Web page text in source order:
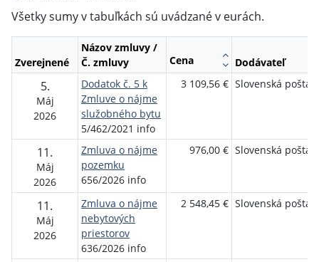
Všetky sumy v tabuľkách sú uvádzané v eurách.
Zverejnené
Názov zmluvy /
Č. zmluvy
Cena Dodávateľ
5.
Máj
2026
Dodatok č. 5 k
Zmluve o nájme
služobného bytu
5/462/2021 info
3 109,56 € Slovenská pošta,
11.
Máj
2026
Zmluva o nájme
pozemku
656/2026 info
976,00 € Slovenská pošta,
11.
Máj
2026
Zmluva o nájme
nebytových
priestorov
636/2026 info
2 548,45 € Slovenská pošta,